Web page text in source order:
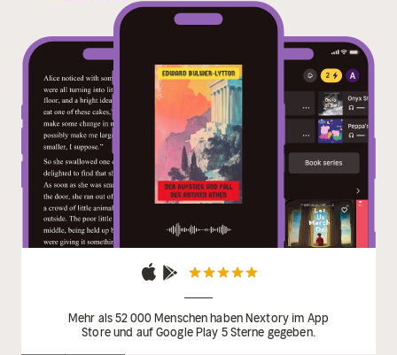
Mehr als 52 000 Menschen haben Nextory im App
Store und auf Google Play 5 Sterne gegeben.